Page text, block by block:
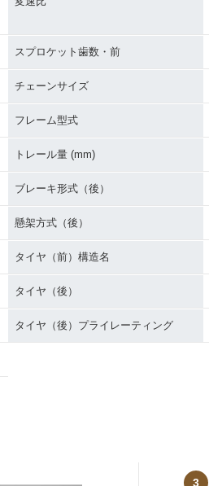
スプロケット歯数・前
チェーンサイズ
フレーム型式
トレール量 (mm)
ブレーキ形式（後）
懸架方式（後）
タイヤ（前）構造名
タイヤ（後）
タイヤ（後）プライレーティング
3